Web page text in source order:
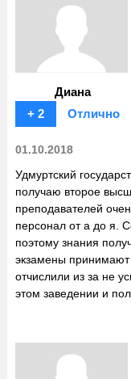
Диана
+ 2
Отлично
01.10.2018
Удмуртский
получаю второе
преподавателей
персонал от а до я.
поэтому знания
экзамены принимают
отчислили из за не
этом заведении и